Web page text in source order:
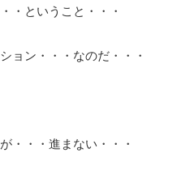
・ということ・・・
ョン・・・なのだ・・・
・・・進まない・・・